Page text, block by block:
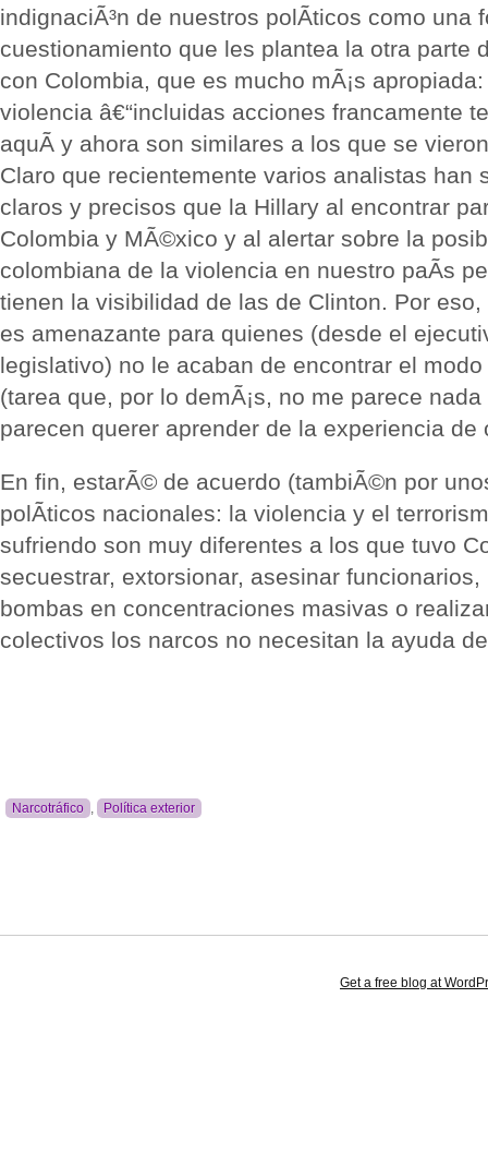
indignaciÃ³n de nuestros polÃ­ticos como una
cuestionamiento que les plantea la otra parte
con Colombia, que es mucho mÃ¡s
violencia â€“incluidas acciones francamente
aquÃ­ y ahora son similares a los que se
Claro que recientemente varios analistas han
claros y precisos que la Hillary al encontrar
Colombia y MÃ©xico y al alertar sobre la
colombiana de la violencia en nuestro paÃ­s
tienen la visibilidad de las de Clinton. Por
es amenazante para quienes (desde el
legislativo) no le acaban de encontrar el
(tarea que, por lo demÃ¡s, no me parece
parecen querer aprender de la experiencia de
En fin, estarÃ© de acuerdo (tambiÃ©n por
polÃ­ticos nacionales: la violencia y el
sufriendo son muy diferentes a los que tuvo
secuestrar, extorsionar, asesinar
bombas en concentraciones masivas o
colectivos los narcos no necesitan la ayuda
Narcotráfico , Política exterior
Get a free blog at